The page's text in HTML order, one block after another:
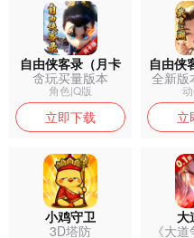
自由侠客录（月卡
版）
贪玩买量版本
角色|Q版
立即下载
自由侠
湖
全新版
美的
立
小鸡守卫
3D塔防
大
《大